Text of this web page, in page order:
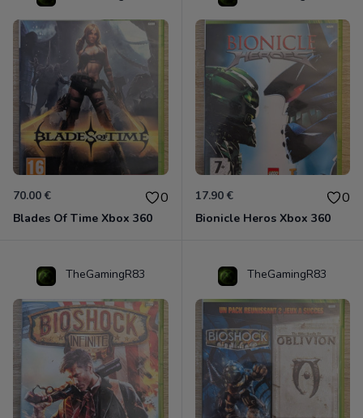
70.00 € 0
Blades Of Time Xbox 360
17.90 € 0
Bionicle Heros Xbox 360
TheGamingR83 TheGamingR83